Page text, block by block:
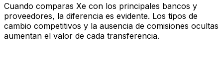
Cuando comparas Xe con los principales bancos y
proveedores, la diferencia es evidente. Los tipos de
cambio competitivos y la ausencia de comisiones ocultas
aumentan el valor de cada transferencia.